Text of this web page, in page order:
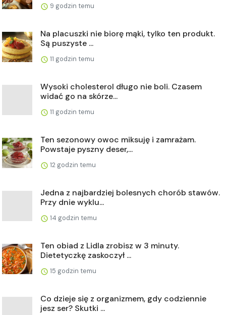
9 godzin temu
Na placuszki nie biorę mąki, tylko ten produkt.
Są puszyste ...
11 godzin temu
Wysoki cholesterol długo nie boli. Czasem
widać go na skórze...
11 godzin temu
Ten sezonowy owoc miksuję i zamrażam.
Powstaje pyszny deser,...
12 godzin temu
Jedna z najbardziej bolesnych chorób stawów.
Przy dnie wyklu...
14 godzin temu
Ten obiad z Lidla zrobisz w 3 minuty.
Dietetyczkę zaskoczył ...
15 godzin temu
Co dzieje się z organizmem, gdy codziennie
jesz ser? Skutki ...